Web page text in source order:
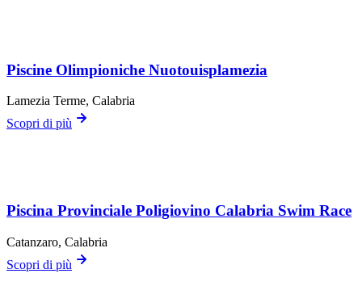
Piscine Olimpioniche Nuotouisplamezia
Lamezia Terme, Calabria
Scopri di più
Piscina Provinciale Poligiovino Calabria Swim Race
Catanzaro, Calabria
Scopri di più